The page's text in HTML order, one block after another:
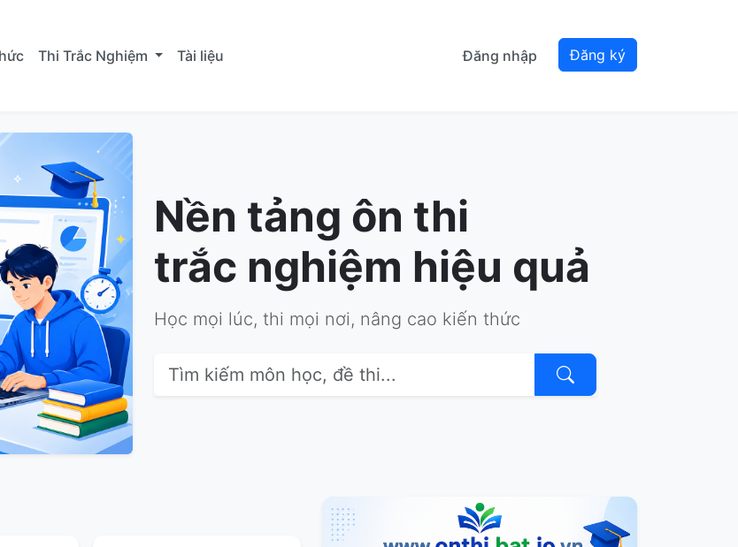
Thi Trắc Nghiệm Tài liệu Đăng nhập Đăng ký
Nền tảng ôn thi
trắc nghiệm hiệu quả
Học mọi lúc, thi mọi nơi, nâng cao kiến thức